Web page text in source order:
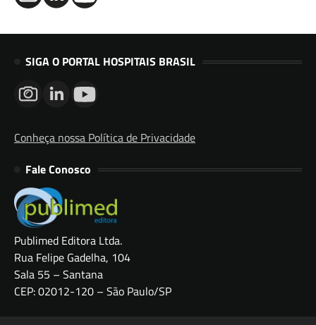
SIGA O PORTAL HOSPITAIS BRASIL
Conheça nossa Política de Privacidade
Fale Conosco
Publimed Editora Ltda.
Rua Felipe Gadelha, 104
Sala 55 – Santana
CEP: 02012-120 – São Paulo/SP